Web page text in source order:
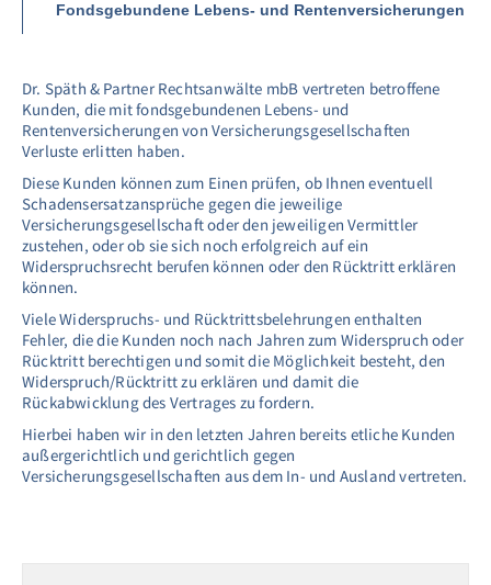
Fondsgebundene Lebens- und Rentenversicherungen
Dr. Späth & Partner Rechtsanwälte mbB vertreten betroffene
Kunden, die mit fondsgebundenen Lebens- und
Rentenversicherungen von Versicherungsgesellschaften
Verluste erlitten haben.
Diese Kunden können zum Einen prüfen, ob Ihnen eventuell
Schadensersatzansprüche gegen die jeweilige
Versicherungsgesellschaft oder den jeweiligen Vermittler
zustehen, oder ob sie sich noch erfolgreich auf ein
Widerspruchsrecht berufen können oder den Rücktritt erklären
können.
Viele Widerspruchs- und Rücktrittsbelehrungen enthalten
Fehler, die die Kunden noch nach Jahren zum Widerspruch oder
Rücktritt berechtigen und somit die Möglichkeit besteht, den
Widerspruch/Rücktritt zu erklären und damit die
Rückabwicklung des Vertrages zu fordern.
Hierbei haben wir in den letzten Jahren bereits etliche Kunden
außergerichtlich und gerichtlich gegen
Versicherungsgesellschaften aus dem In- und Ausland vertreten.